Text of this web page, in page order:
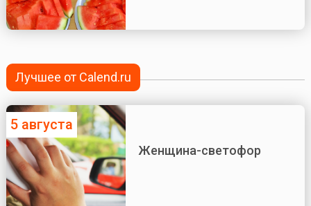
Лучшее от Calend.ru
5 августа
Женщина-светофор